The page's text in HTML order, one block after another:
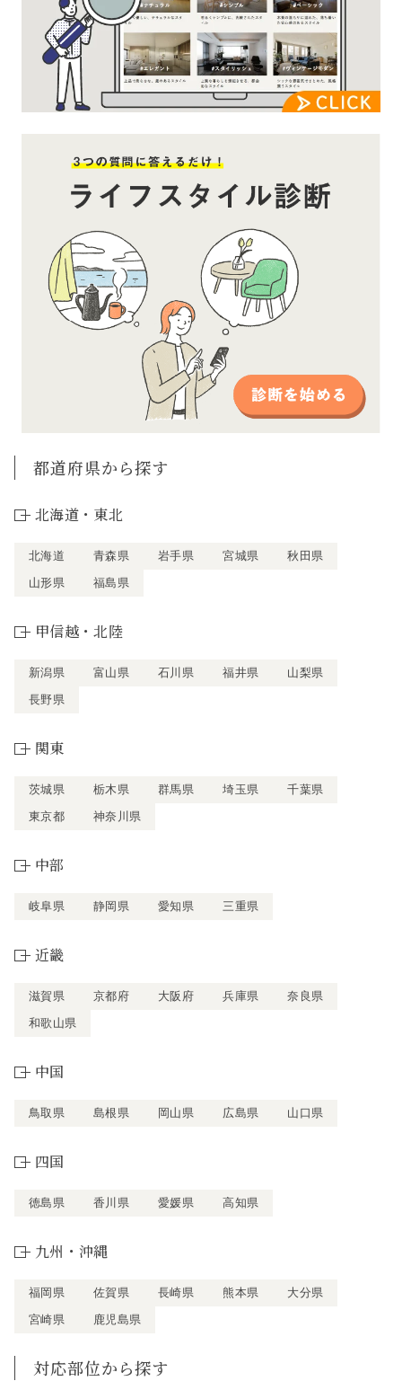
都道府県から探す
北海道・東北
北海道 青森県 岩手県 宮城県
秋田県
山形県
福島県
甲信越・北陸
新潟県 富山県 石川県 福井県
山梨県
長野県
関東
茨城県 栃木県 群馬県 埼玉県
千葉県
東京都
神奈川県
中部
岐阜県 静岡県 愛知県 三重県
近畿
滋賀県 京都府 大阪府 兵庫県
奈良県
和歌山県
中国
鳥取県 島根県 岡山県 広島県 山口県
四国
徳島県 香川県 愛媛県 高知県
九州・沖縄
福岡県 佐賀県 長崎県 熊本県
大分県
宮崎県
鹿児島県
対応部位から探す